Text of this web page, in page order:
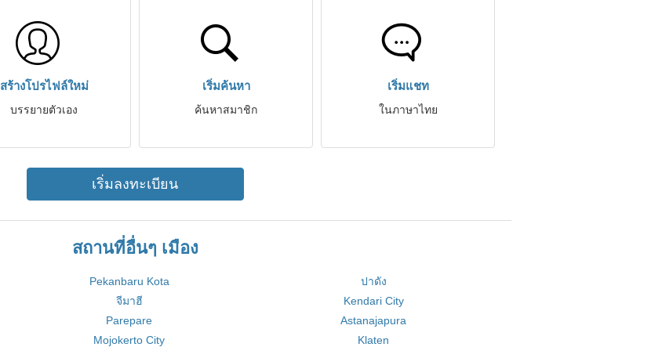
สร้างโปรไฟล์ใหม่
บรรยายตัวเอง
เริ่มค้นหา
ค้นหาสมาชิก
เริ่มแชท
ในภาษาไทย
เริ่มลงทะเบียน
สถานที่อื่นๆ เมือง
Pekanbaru Kota
ปาดัง
จีมาฮี
Kendari City
Parepare
Astanajapura
Mojokerto City Klaten